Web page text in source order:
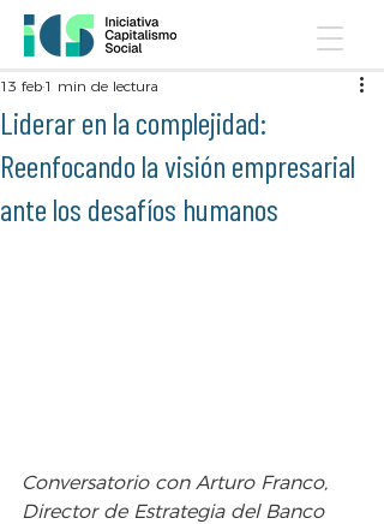
Liderar en la complejidad:
Reenfocando la visión empresarial
ante los desafíos humanos
13 feb 1 min de lectura
Conversatorio con Arturo Franco,
Director de Estrategia del Banco